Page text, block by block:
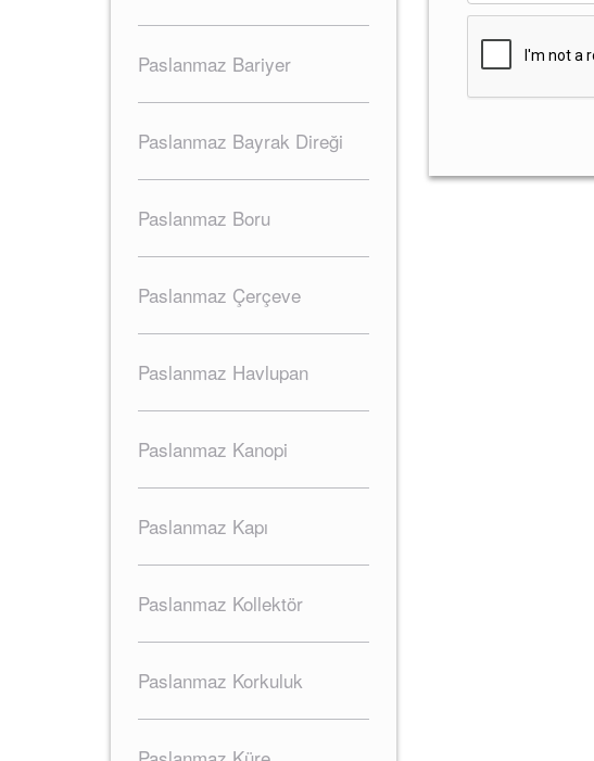
Paslanmaz Bariyer
Paslanmaz Bayrak Direği
Paslanmaz Boru
Paslanmaz Çerçeve
Paslanmaz Havlupan
Paslanmaz Kanopi
Paslanmaz Kapı
Paslanmaz Kollektör
Paslanmaz Korkuluk